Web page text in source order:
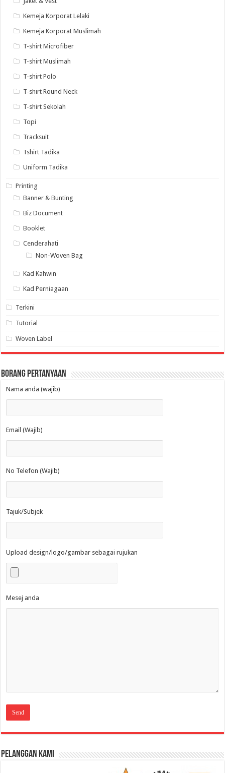
Kemeja Korporat Lelaki
Kemeja Korporat Muslimah
T-shirt Microfiber
T-shirt Muslimah
T-shirt Polo
T-shirt Round Neck
T-shirt Sekolah
Topi
Tracksuit
Tshirt Tadika
Uniform Tadika
Printing
Banner & Bunting
Biz Document
Booklet
Cenderahati
Non-Woven Bag
Kad Kahwin
Kad Perniagaan
Terkini
Tutorial
Woven Label
Borang Pertanyaan
Nama anda (wajib)
Email (Wajib)
No Telefon (Wajib)
Tajuk/Subjek
Upload design/logo/gambar sebagai rujukan
Mesej anda
Pelanggan Kami